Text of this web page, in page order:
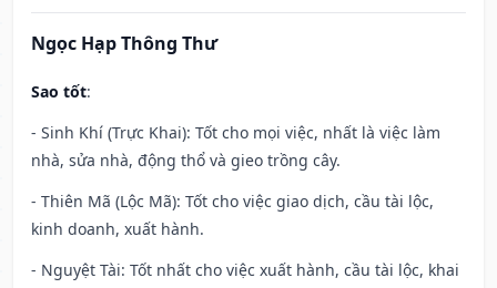
Ngọc Hạp Thông Thư
Sao tốt:
- Sinh Khí (Trực Khai): Tốt cho mọi việc, nhất là việc làm
nhà, sửa nhà, động thổ và gieo trồng cây.
- Thiên Mã (Lộc Mã): Tốt cho việc giao dịch, cầu tài lộc,
kinh doanh, xuất hành.
- Nguyệt Tài: Tốt nhất cho việc xuất hành, cầu tài lộc, khai